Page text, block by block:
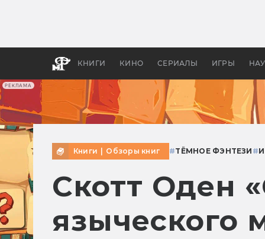
РЕКЛАМА
КНИГИ КИНО СЕРИАЛЫ ИГРЫ
Книги Обзоры книг #ТЁМНОЕ ФЭНТЕЗИ #
Скотт Оден
языческого